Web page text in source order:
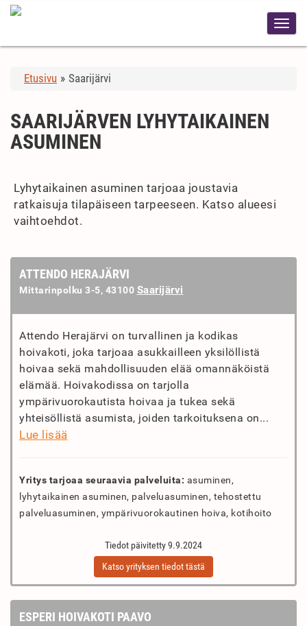
Etusivu » Saarijärvi
SAARIJÄRVEN LYHYTAIKAINEN
ASUMINEN
Lyhytaikainen asuminen tarjoaa joustavia
ratkaisuja tilapäiseen tarpeeseen. Katso alueesi
vaihtoehdot.
ATTENDO HERAJÄRVI
Mittarinpolku 3-5, 43100 Saarijärvi
Attendo Herajärvi on turvallinen ja kodikas
hoivakoti, joka tarjoaa asukkailleen yksilöllistä
hoivaa sekä mahdollisuuden elää omannäköistä
elämää. Hoivakodissa on tarjolla
ympärivuorokautista hoivaa ja tukea sekä
yhteisöllistä asumista, joiden tarkoituksena on...
Lue lisää
Yritys tarjoaa seuraavia palveluita: asuminen,
lyhytaikainen asuminen, palveluasuminen, tehostettu
palveluasuminen, ympärivuorokautinen hoiva, kotihoito
Tiedot päivitetty 9.9.2024
Katso yrityksen tiedot tästä
ESPERI HOIVAKOTI PAAVO